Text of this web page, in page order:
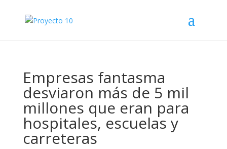
Empresas fantasma
desviaron más de 5 mil
millones que eran para
hospitales, escuelas y
carreteras